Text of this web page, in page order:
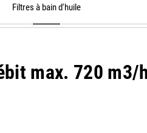
Filtres à bain d'huile
max. 720 m3/